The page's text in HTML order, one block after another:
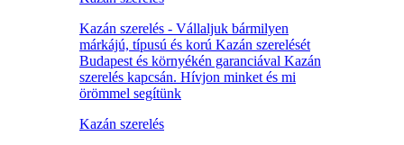
Kazán szerelés - Vállaljuk bármilyen
márkájú, típusú és korú Kazán szerelését
Budapest és környékén garanciával Kazán
szerelés kapcsán. Hívjon minket és mi
örömmel segítünk
Kazán szerelés